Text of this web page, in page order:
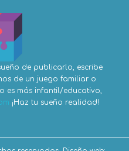
de publicarlo, escribe
de un juego familiar o
es más infantil/educativo,
¡Haz tu sueño realidad!